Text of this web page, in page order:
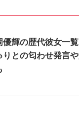
優輝の歴代彼女一
りとの匂わせ発言